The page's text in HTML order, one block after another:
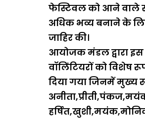
फेस्टिवल को आने
अधिक भव्य बनाने के लिए
जाहिर की।
आयोजक मंडल द्वारा इस
वॉलिंटियरों को विशेष
दिया गया जिनमें मुख्य